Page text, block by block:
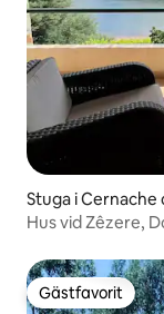
Stuga i Cernache
Hus vid Zêzere,
Gästfavorit
Gästfavorit